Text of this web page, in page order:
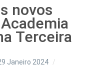
novos
Terceira
Janeiro 2024